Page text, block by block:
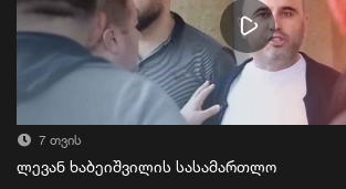
7 თვის
ლევან ხაბეიშვილის სასამართლო